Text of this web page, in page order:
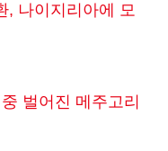
, 나이지리아에 모
벌어진 메주고리